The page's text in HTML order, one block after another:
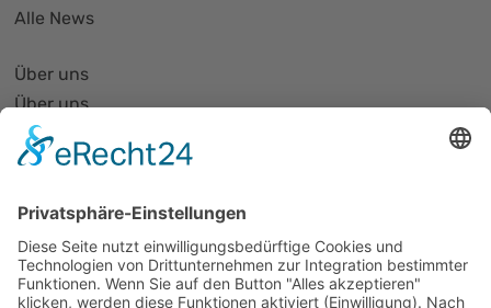
Alle News
Über uns
Über uns
PhotonicNet:work - 1. Netzwerktreffen
Organisationsform
Partnernetze
Mitglied werden
Projekte